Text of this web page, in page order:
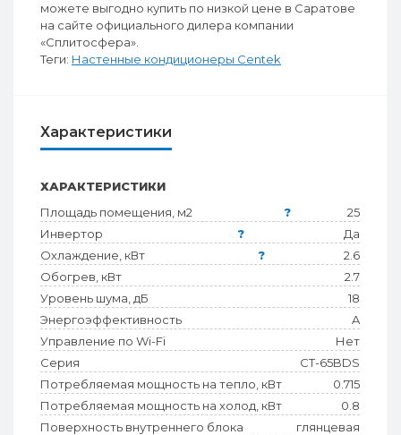
можете выгодно купить по низкой цене в Саратове
на сайте официального дилера компании
«Сплитосфера».
Теги: Настенные кондиционеры Centek
Характеристики
ХАРАКТЕРИСТИКИ
Площадь помещения, м2
?
25
Инвертор
?
Да
Охлаждение, кВт
?
2.6
Обогрев, кВт
2.7
Уровень шума, дБ
18
Энергоэффективность
A
Управление по Wi-Fi
Нет
Серия
CT-65BDS
Потребляемая мощность на тепло, кВт
0.715
Потребляемая мощность на холод, кВт
0.8
Поверхность внутреннего блока
глянцевая